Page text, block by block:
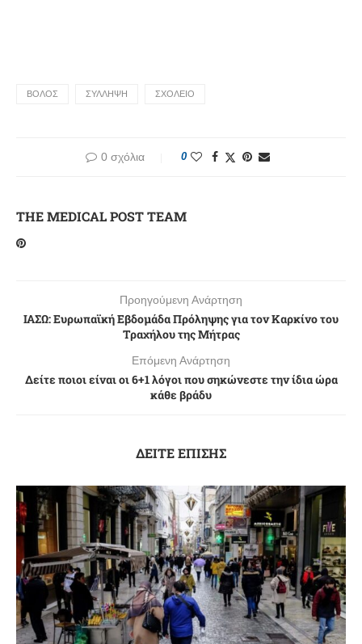
ΒΟΛΟΣ ΣΥΛΛΗΨΗ ΣΧΟΛΕΙΟ
0 σχόλια 0
THE MEDICAL POST TEAM
Προηγούμενη Ανάρτηση
ΙΑΣΩ: Ευρωπαϊκή Εβδομάδα Πρόληψης για τον Καρκίνο του
Τραχήλου της Μήτρας
Επόμενη Ανάρτηση
Δείτε ποιοι είναι οι 6+1 λόγοι που σηκώνεστε την ίδια ώρα
κάθε βράδυ
ΔΕΙΤΕ ΕΠΙΣΗΣ